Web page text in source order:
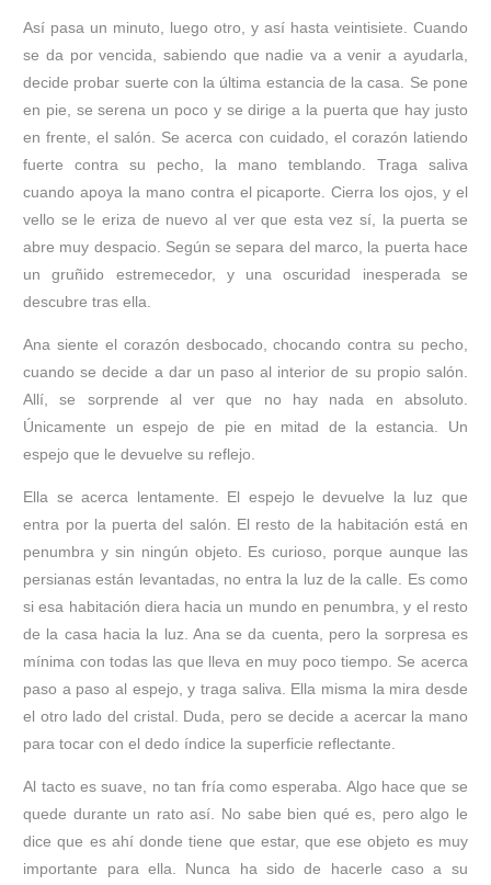
Así pasa un minuto, luego otro, y así hasta veintisiete. Cuando
se da por vencida, sabiendo que nadie va a venir a ayudarla,
decide probar suerte con la última estancia de la casa. Se pone
en pie, se serena un poco y se dirige a la puerta que hay justo
en frente, el salón. Se acerca con cuidado, el corazón latiendo
fuerte contra su pecho, la mano temblando. Traga saliva
cuando apoya la mano contra el picaporte. Cierra los ojos, y el
vello se le eriza de nuevo al ver que esta vez sí, la puerta se
abre muy despacio. Según se separa del marco, la puerta hace
un gruñido estremecedor, y una oscuridad inesperada se
descubre tras ella.
Ana siente el corazón desbocado, chocando contra su pecho,
cuando se decide a dar un paso al interior de su propio salón.
Allí, se sorprende al ver que no hay nada en absoluto.
Únicamente un espejo de pie en mitad de la estancia. Un
espejo que le devuelve su reflejo.
Ella se acerca lentamente. El espejo le devuelve la luz que
entra por la puerta del salón. El resto de la habitación está en
penumbra y sin ningún objeto. Es curioso, porque aunque las
persianas están levantadas, no entra la luz de la calle. Es como
si esa habitación diera hacia un mundo en penumbra, y el resto
de la casa hacia la luz. Ana se da cuenta, pero la sorpresa es
mínima con todas las que lleva en muy poco tiempo. Se acerca
paso a paso al espejo, y traga saliva. Ella misma la mira desde
el otro lado del cristal. Duda, pero se decide a acercar la mano
para tocar con el dedo índice la superficie reflectante.
Al tacto es suave, no tan fría como esperaba. Algo hace que se
quede durante un rato así. No sabe bien qué es, pero algo le
dice que es ahí donde tiene que estar, que ese objeto es muy
importante para ella. Nunca ha sido de hacerle caso a su